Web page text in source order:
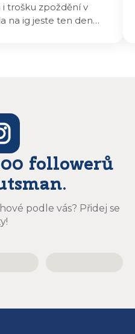
trošku zpoždění v
na ig jeste ten den
followerů
podle vás? Přidej se